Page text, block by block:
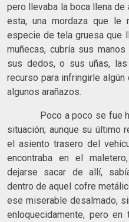
pero llevaba la boca llena
esta, una mordaza que le
especie de tela gruesa que
muñecas, cubría sus
sus dedos, o sus uñas,
recurso para infringirle algún
algunos arañazos.
Poco a poco se fue
situación; aunque su último
el asiento trasero del
encontraba en el
dejarse sacar de allí,
dentro de aquel cofre
ese miserable desalmado,
enloquecidamente, pero